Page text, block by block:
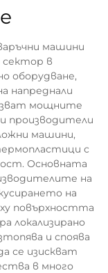
машини
сектор в
оборудване,
напреднали
мощните
производители
машини,
с
Основната
на
на
повърхността
локализирано
и споява
се изискват
в много